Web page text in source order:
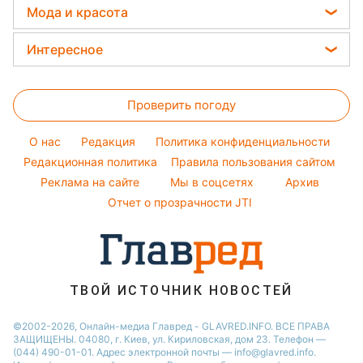
Новости Днепра
Новости Житомира
Новости Одессы
Новости Харькова
Легкие десерты
Напитки
Праздничное меню
Филипп Киркоров
Елена Зеленская
Алла Пугачева
Максим Галкин
Настя Каменских
Виталий Козловский
Прогноз погоды
Магнитные бури
Погода на сегодня
Погода на завтра
Мода и красота
Женские стрижки
Окрашивание волос
Красивый маникюр
Модные ошибки
Новости моды
Советы от Андре Тана
Интересное
Тесты по картинке
Оптические иллюзии
Народные приметы
Все о шоу-бизнесе
Проверить погоду
O нас Редакция
Политика конфиденциальности
Редакционная политика
Правила пользования сайтом
Реклама на сайте
Мы в соцсетях
Архив
Отчет о прозрачности JTI
ТВОЙ ИСТОЧНИК НОВОСТЕЙ
©2002-2026, Онлайн-медиа Главред - GLAVRED.INFO. ВСЕ ПРАВА
ЗАЩИЩЕНЫ. 04080, г. Киев, ул. Кириловская, дом 23. Телефон —
(044) 490-01-01. Адрес электронной почты — info@glavred.info.